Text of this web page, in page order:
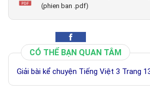
(phien ban .pdf)
CÓ THỂ BẠN QUAN TÂM
Giải bài kể chuyện Tiếng Việt 3 Trang